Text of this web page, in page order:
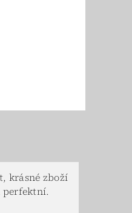
krásné zboží
perfektní.